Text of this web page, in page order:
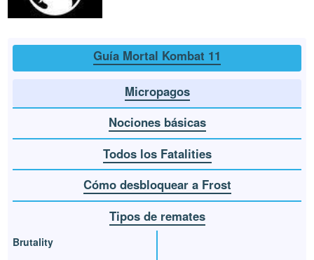
Guía Mortal Kombat 11
Micropagos
Nociones básicas
Todos los Fatalities
Cómo desbloquear a Frost
Tipos de remates
Brutality